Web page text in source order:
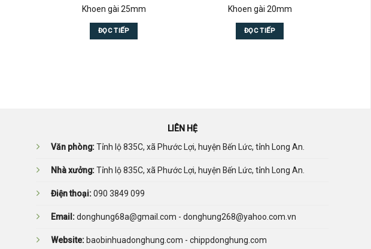
Khoen gài 25mm
ĐỌC TIẾP
Khoen gài 20mm
ĐỌC TIẾP
LIÊN HỆ
Văn phòng:Tỉnh lộ 835C, xã Phước Lợi, huyện Bến Lức, tỉnh Long An.
Nhà xưởng:Tỉnh lộ 835C, xã Phước Lợi, huyện Bến Lức, tỉnh Long An.
Điện thoại:090 3849 099
Email:donghung68a@gmail.com - donghung268@yahoo.com.vn
Website: baobinhuadonghung.com - chippdonghung.com